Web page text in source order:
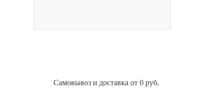
Самовывоз и доставка от 0 руб.